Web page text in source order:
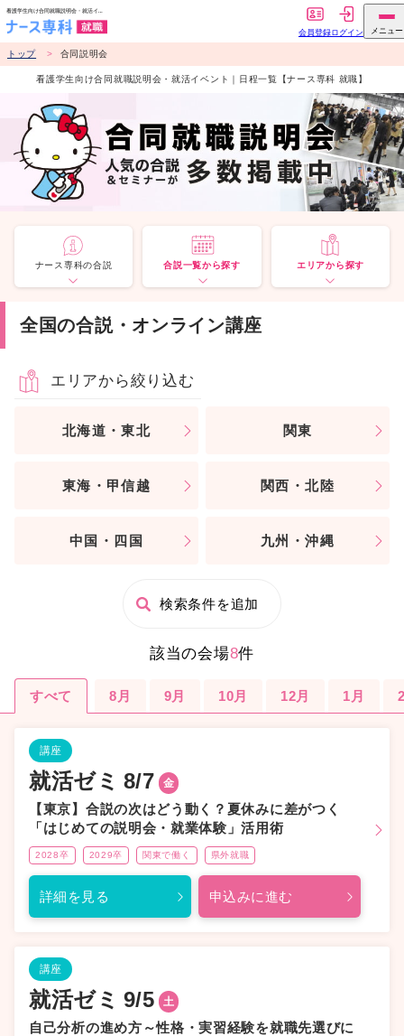
トップ 合同説明会
看護学生向け合同就職説明会・就活イベント｜日程一覧【ナース専科 就職】
ナース専科の合説 合説一覧から探す エリアから探す
全国の合説・オンライン講座
エリアから絞り込む
北海道・東北 関東
東海・甲信越 関西・北陸
中国・四国 九州・沖縄
検索条件を追加
該当の会場8件
すべて 8月 9月 10月 12月 1月
講座
就活ゼミ 8/7 金
【東京】合説の次はどう動く？夏休みに差がつく
「はじめての説明会・就業体験」活用術
2028卒 2029卒 関東で働く 県外就職
詳細を見る 申込みに進む
講座
就活ゼミ 9/5 土
自己分析の進め方～性格・実習経験を就職先選びに